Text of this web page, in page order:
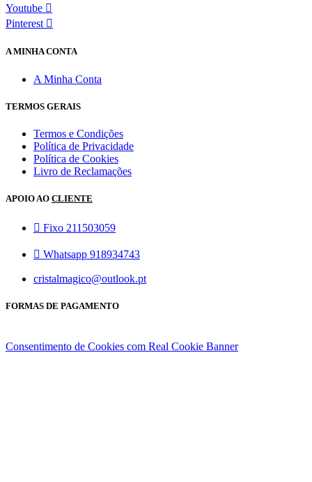
Youtube
Pinterest
A MINHA CONTA
A Minha Conta
TERMOS GERAIS
Termos e Condições
Política de Privacidade
Política de Cookies
Livro de Reclamações
APOIO AO CLIENTE
Fixo 211503059
Whatsapp 918934743
cristalmagico@outlook.pt
FORMAS DE PAGAMENTO
Consentimento de Cookies com Real Cookie Banner